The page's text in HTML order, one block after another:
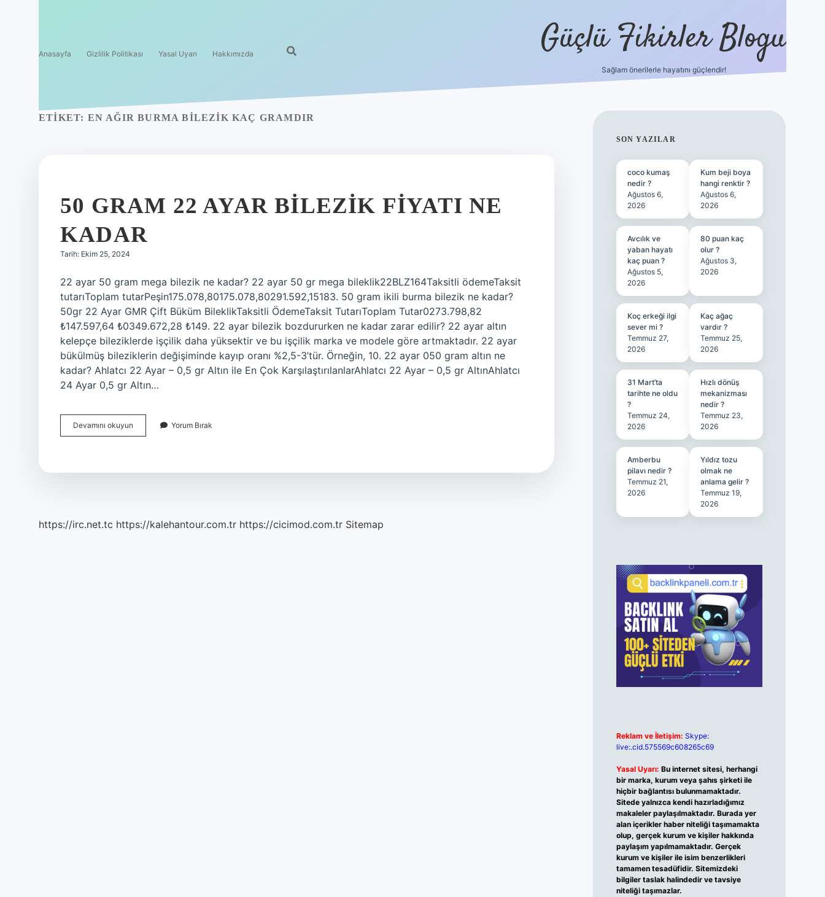
Anasayfa Gizlilik Politikası Yasal Uyarı Hakkımızda Güçlü Fikirler Blogu
Sağlam önerilerle hayatını güçlendir!
ETIKET: EN AĞIR BURMA BILEZIK KAÇ GRAMDIR
50 GRAM 22 AYAR BILEZIK FIYATI NE
KADAR
Tarih: Ekim 25, 2024
22 ayar 50 gram mega bilezik ne kadar? 22 ayar 50 gr mega bileklik22BLZ164Taksitli ödemeTaksit
tutarıToplam tutarPeşin175.078,80175.078,80291.592,15183. 50 gram ikili burma bilezik ne kadar?
50gr 22 Ayar GMR Çift Büküm BileklikTaksitli ÖdemeTaksit TutarıToplam Tutar0273.798,82
₺147.597,64 ₺0349.672,28 ₺149. 22 ayar bilezik bozdururken ne kadar zarar edilir? 22 ayar altın
kelepçe bileziklerde işçilik daha yüksektir ve bu işçilik marka ve modele göre artmaktadır. 22 ayar
bükülmüş bileziklerin değişiminde kayıp oranı %2,5-3’tür. Örneğin, 10. 22 ayar 050 gram altın ne
kadar? Ahlatcı 22 Ayar – 0,5 gr Altın ile En Çok KarşılaştırılanlarAhlatcı 22 Ayar – 0,5 gr AltınAhlatcı
24 Ayar 0,5 gr Altın…
Devamını okuyun
Gram
Yorum Bırak
https://irc.net.tc https://kalehantour.com.tr https://cicimod.com.tr Sitemap
SIDEBAR
SON YAZILAR
coco kumaş
nedir ?
Ağustos 6,
2026
Kum beji boya
hangi renktir ?
Ağustos 6,
2026
Avcılık ve
yaban hayatı
kaç puan ?
Ağustos 5,
2026
80 puan kaç
olur ?
Ağustos 3,
2026
Koç erkeği ilgi
sever mi ?
Temmuz 27,
2026
Kaç ağaç
vardır ?
Temmuz 25,
2026
31 Mart’ta
tarihte ne oldu
?
Temmuz 24,
2026
Hızlı dönüş
mekanizması
nedir ?
Temmuz 23,
2026
Amberbu
pilavı nedir ?
Temmuz 21,
2026
Yıldız tozu
olmak ne
anlama gelir ?
Temmuz 19,
2026
Reklam ve İletişim: Skype:
live:.cid.575569c608265c69
Yasal Uyarı: Bu internet sitesi, herhangi
bir marka, kurum veya şahıs şirketi ile
hiçbir bağlantısı bulunmamaktadır.
Sitede yalnızca kendi hazırladığımız
makaleler paylaşılmaktadır. Burada yer
alan içerikler haber niteliği taşımamakta
olup, gerçek kurum ve kişiler hakkında
paylaşım yapılmamaktadır. Gerçek
kurum ve kişiler ile isim benzerlikleri
tamamen tesadüfidir. Sitemizdeki
bilgiler taslak halindedir ve tavsiye
niteliği taşımazlar.
ilbet bahis sitesi